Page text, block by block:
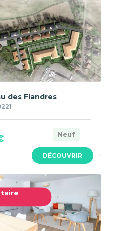
DÉCOUVRIR
des Flandres
Neuf